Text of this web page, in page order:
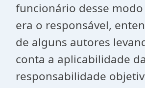
funcionário desse modo
era o responsável,
de alguns autores
conta a aplicabilidade da
responsabilidade